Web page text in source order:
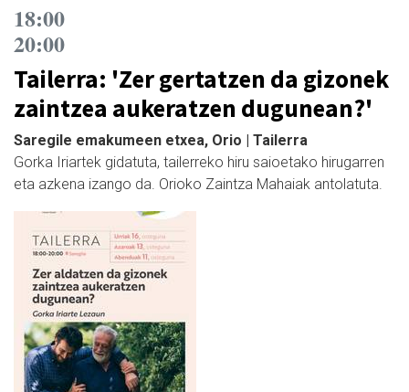
18:00
20:00
Tailerra: 'Zer gertatzen da gizonek
zaintzea aukeratzen dugunean?'
Saregile emakumeen etxea, Orio | Tailerra
Gorka Iriartek gidatuta, tailerreko hiru saioetako hirugarren
eta azkena izango da. Orioko Zaintza Mahaiak antolatuta.